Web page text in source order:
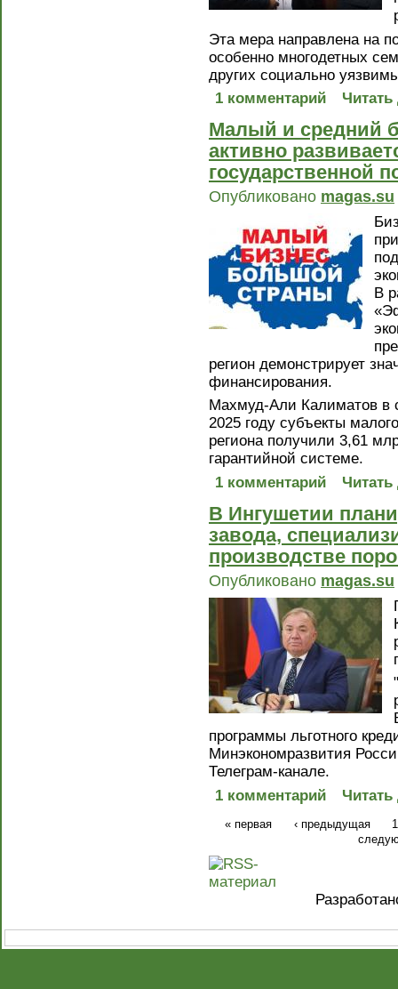
Эта мера направлена на
особенно многодетных
других социально
1 комментарий
Читать
Малый и средний
активно
государственной
Опубликовано magas.su
В
регион демонстрирует
финансирования.
Махмуд-Али Калиматов в
2025 году субъекты
региона получили 3,61
гарантийной системе.
1 комментарий
Читать
В Ингушетии
завода,
производстве
Опубликовано magas.su
программы льготного
Минэкономразвития
Телеграм-канале.
1 комментарий
Читать
« первая ‹ предыдущая
1